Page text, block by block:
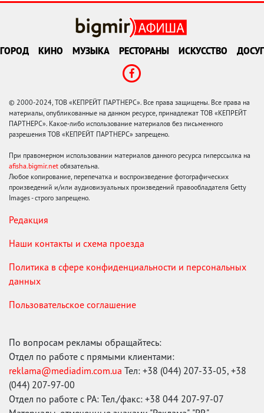
ГОРОД КИНО МУЗЫКА РЕСТОРАНЫ ИСКУССТВО ДОСУГ
© 2000-2024, ТОВ «КЕПРЕЙТ ПАРТНЕРС». Все права защищены. Все права на
материалы, опубликованные на данном ресурсе, принадлежат ТОВ «КЕПРЕЙТ
ПАРТНЕРС». Какое-либо использование материалов без письменного
разрешения ТОВ «КЕПРЕЙТ ПАРТНЕРС» запрещено.
При правомерном использовании материалов данного ресурса гиперссылка на
afisha.bigmir.net обязательна.
Любое копирование, перепечатка и воспроизведение фотографических
произведений и/или аудиовизуальных произведений правообладателя Getty
Images - строго запрещено.
Редакция
Наши контакты и схема проезда
Политика в сфере конфиденциальности и персональных
данных
Пользовательское соглашение
По вопросам рекламы обращайтесь:
Отдел по работе с прямыми клиентами:
reklama@mediadim.com.ua Тел: +38 (044) 207-33-05, +38
(044) 207-97-00
Отдел по работе с РА: Тел./факс: +38 044 207-97-07